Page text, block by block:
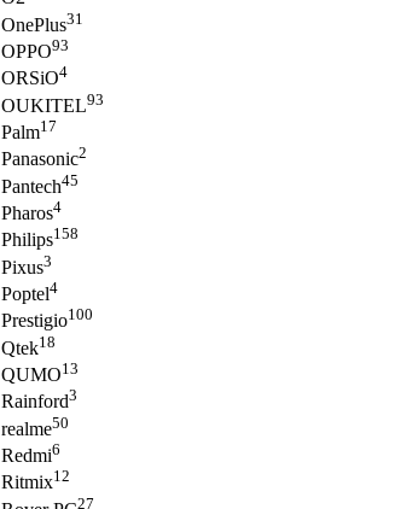
OnePlus31
OPPO93
ORSiO4
OUKITEL93
Palm17
Panasonic2
Pantech45
Pharos4
Philips158
Pixus3
Poptel4
Prestigio100
Qtek18
QUMO13
Rainford3
realme50
Redmi6
Ritmix12
27